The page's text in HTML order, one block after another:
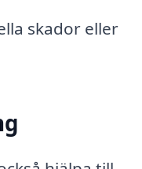
skador eller